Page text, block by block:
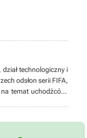
technologiczny i
odsłon serii FIFA,
temat uchodźców,
typowo imprezowych.